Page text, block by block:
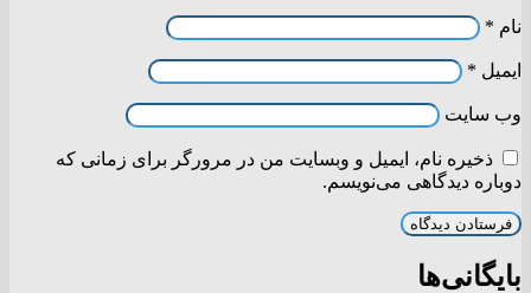
نام *
ایمیل *
وب‌ سایت
ذخیره نام، ایمیل و وبسایت من در مرورگر برای زمانی که
دوباره دیدگاهی می‌نویسم.
بایگانی‌ها